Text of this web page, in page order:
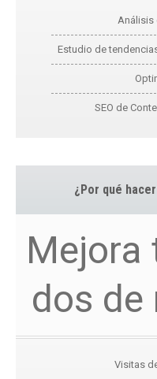
Análisis
Estudio de
SEO de
¿Por qué
Mejora
dos de
Visitas